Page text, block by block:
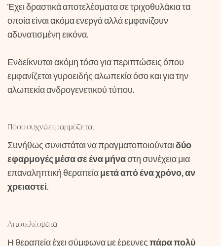
Έχει δραστικά αποτελέσματα σε τριχοθυλάκια τα
οποία είναι ακόμα ενεργά αλλά εμφανίζουν
αδυνατισμένη εικόνα.
Ενδείκνυται ακόμη τόσο για περιπτώσεις όπου
εμφανίζεται γυροειδής αλωπεκία όσο και για την
αλωπεκία ανδρογενετικού τύπου.
Πόσο συχνά εφαρμόζεται
Συνήθως συνιστάται να πραγματοποιούνταιδύο
εφαρμογές μέσα σε ένα μήναστη συνέχεια μια
επαναληπτική θεραπείαμετά από ένα χρόνο, αν
χρειαστεί.
Αποτελέσματα
Η θεραπεία έχει σύμφωνα με έρευνεςπάρα πολύ